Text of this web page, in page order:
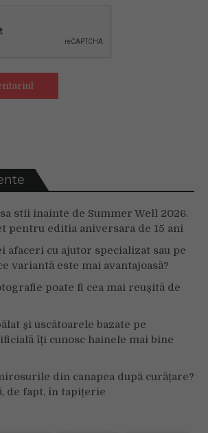
stii inainte de Summer Well 2026.
pentru editia aniversara de 15 ani
afaceri cu ajutor specializat sau pe
variantă este mai avantajoasă?
poate fi cea mai reușită de
și uscătoarele bazate pe
îți cunosc hainele mai bine
din canapea după curățare?
de fapt, în tapițerie